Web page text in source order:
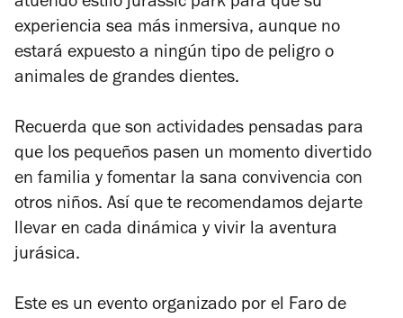
experiencia sea más inmersiva, aunque no
estará expuesto a ningún tipo de peligro o
animales de grandes dientes.
Recuerda que son actividades pensadas para
que los pequeños pasen un momento divertido
en familia y fomentar la sana convivencia con
otros niños. Así que te recomendamos dejarte
llevar en cada dinámica y vivir la aventura
jurásica.
Este es un evento organizado por el Faro de